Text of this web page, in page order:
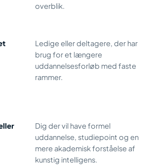
overblik.
Ledige eller deltagere, der har
brug for et længere
uddannelsesforløb med faste
rammer.
Dig der vil have formel
uddannelse, studiepoint og en
mere akademisk forståelse af
kunstig intelligens.